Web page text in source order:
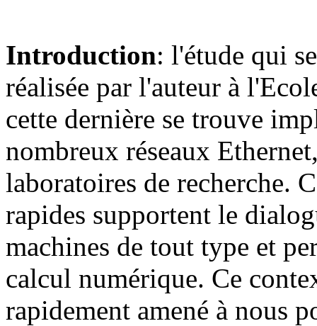
Introduction: l'étude qui
réalisée par l'auteur à
cette dernière se trouve
nombreux réseaux
laboratoires de recherche.
rapides supportent le
machines de tout type et
calcul numérique. Ce
rapidement amené à nous